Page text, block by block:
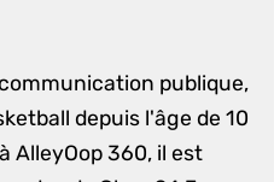
publique,
depuis l'âge de 10
AlleyOop 360, il est